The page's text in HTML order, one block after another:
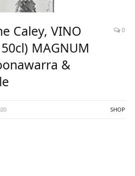
Caley, VINO
MAGNUM
&
0
SHOP